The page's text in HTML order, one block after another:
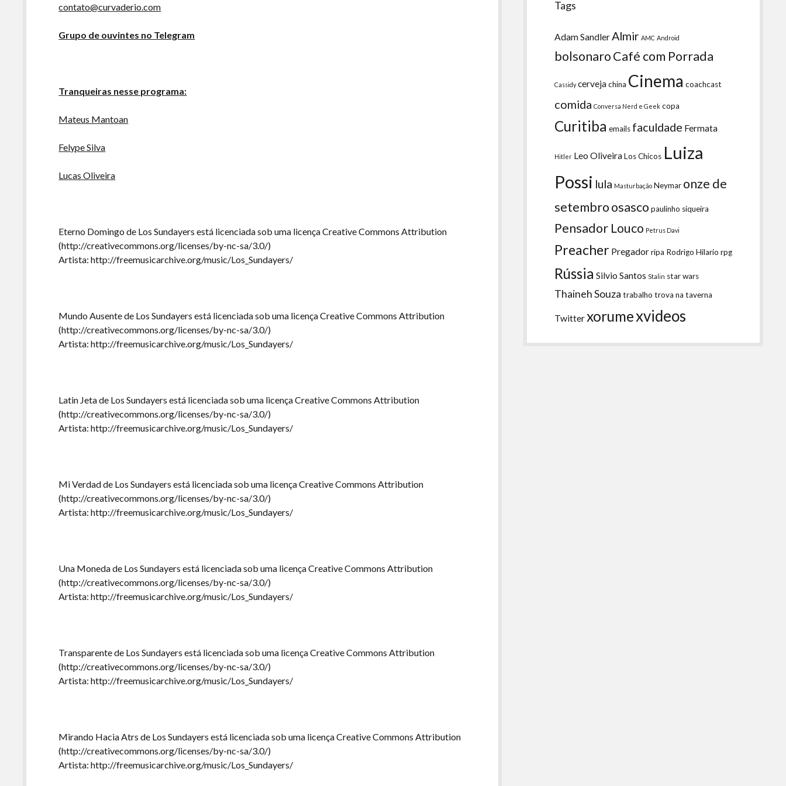
contato@curvaderio.com
Grupo de ouvintes no Telegram
Tranqueiras nesse programa:
Mateus Mantoan
Felype Silva
Lucas Oliveira
Eterno Domingo de Los Sundayers está licenciada sob uma licença Creative Commons Attribution
(http://creativecommons.org/licenses/by-nc-sa/3.0/)
Artista: http://freemusicarchive.org/music/Los_Sundayers/
Mundo Ausente de Los Sundayers está licenciada sob uma licença Creative Commons Attribution
(http://creativecommons.org/licenses/by-nc-sa/3.0/)
Artista: http://freemusicarchive.org/music/Los_Sundayers/
Latin Jeta de Los Sundayers está licenciada sob uma licença Creative Commons Attribution
(http://creativecommons.org/licenses/by-nc-sa/3.0/)
Artista: http://freemusicarchive.org/music/Los_Sundayers/
Mi Verdad de Los Sundayers está licenciada sob uma licença Creative Commons Attribution
(http://creativecommons.org/licenses/by-nc-sa/3.0/)
Artista: http://freemusicarchive.org/music/Los_Sundayers/
Una Moneda de Los Sundayers está licenciada sob uma licença Creative Commons Attribution
(http://creativecommons.org/licenses/by-nc-sa/3.0/)
Artista: http://freemusicarchive.org/music/Los_Sundayers/
Transparente de Los Sundayers está licenciada sob uma licença Creative Commons Attribution
(http://creativecommons.org/licenses/by-nc-sa/3.0/)
Artista: http://freemusicarchive.org/music/Los_Sundayers/
Mirando Hacia Atrs de Los Sundayers está licenciada sob uma licença Creative Commons Attribution
(http://creativecommons.org/licenses/by-nc-sa/3.0/)
Artista: http://freemusicarchive.org/music/Los_Sundayers/
Tags
Adam Sandler Almir AMC Android
bolsonaroCafé com Porrada
Cassidy cervejachina Cinema coachcast
comida Conversa Nerd e Geek copa
Curitiba emails faculdade Fermata
Hitler Leo OliveiraLos Chicos Luiza
Possi lula Masturbação Neymar onze de
setembroosasco paulinho siqueira
Pensador Louco Petrus Davi
Preacher Pregadorripa Rodrigo Hilario rpg
Rússia Silvio Santos Stalin star wars
Thaineh Souza trabalho trova na taverna
Twitterxorumexvideos